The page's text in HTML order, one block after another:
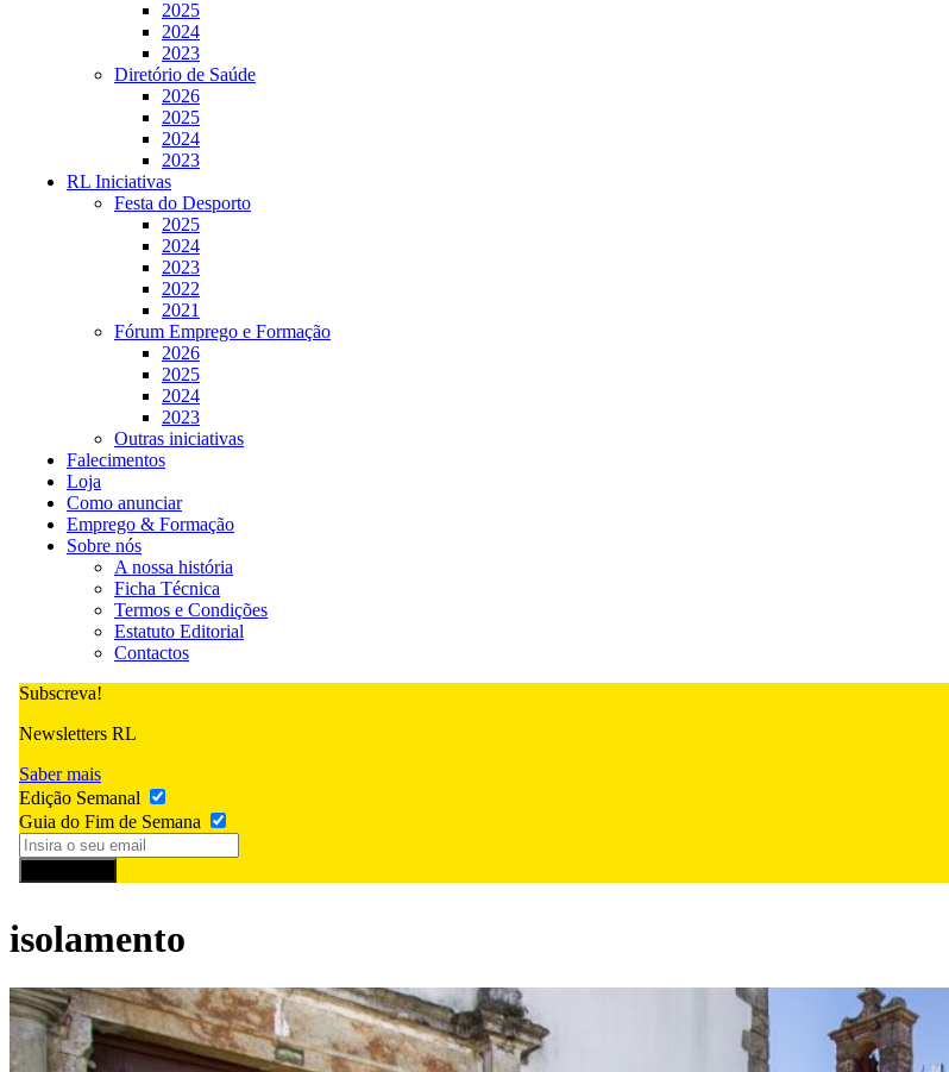
2025
2024
2023
Diretório de Saúde
2026
2025
2024
2023
RL Iniciativas
Festa do Desporto
2025
2024
2023
2022
2021
Fórum Emprego e Formação
2026
2025
2024
2023
Outras iniciativas
Falecimentos
Loja
Como anunciar
Emprego & Formação
Sobre nós
A nossa história
Ficha Técnica
Termos e Condições
Estatuto Editorial
Contactos
Subscreva!
Newsletters RL
Saber mais
Edição Semanal
Guia do Fim de Semana
isolamento